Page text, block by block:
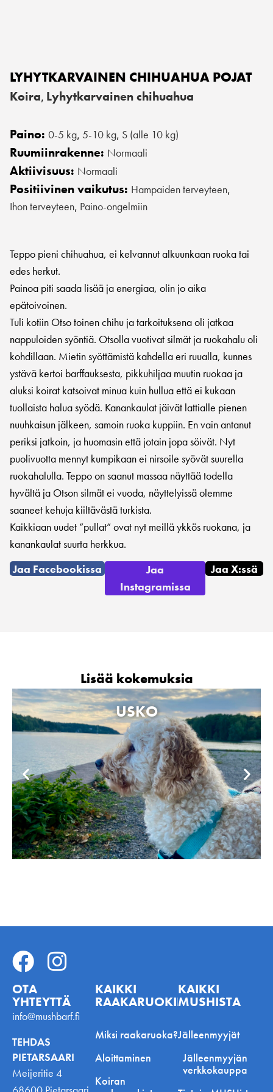
LYHYTKARVAINEN CHIHUAHUA POJAT
Koira, Lyhytkarvainen chihuahua
Paino: 0-5 kg, 5-10 kg, S (alle 10 kg)
Ruumiinrakenne: Normaali
Aktiivisuus: Normaali
Positiivinen vaikutus: Hampaiden terveyteen,
Ihon terveyteen, Paino-ongelmiin
Teppo pieni chihuahua, ei kelvannut alkuunkaan ruoka tai
edes herkut.
Painoa piti saada lisää ja energiaa, olin jo aika
epätoivoinen.
Tuli kotiin Otso toinen chihu ja tarkoituksena oli jatkaa
nappuloiden syöntiä. Otsolla vuotivat silmät ja ruokahalu oli
kohdillaan. Mietin syöttämistä kahdella eri ruualla, kunnes
ystävä kertoi barffauksesta, pikkuhiljaa muutin ruokaa ja
aluksi koirat katsoivat minua kuin hullua että ei kukaan
tuollaista halua syödä. Kanankaulat jäivät lattialle pienen
nuuhkaisun jälkeen, samoin ruoka kuppiin. En vain antanut
periksi jatkoin, ja huomasin että jotain jopa söivät. Nyt
puolivuotta mennyt kumpikaan ei nirsoile syövät suurella
ruokahalulla. Teppo on saanut massaa näyttää todella
hyvältä ja Otson silmät ei vuoda, näyttelyissä olemme
saaneet kehuja kiiltävästä turkista.
Kaikkiaan uudet ”pullat” ovat nyt meillä ykkös ruokana, ja
kanankaulat suurta herkkua.
Jaa Facebookissa
Jaa
Instagramissa
Jaa X:ssä
Lisää kokemuksia
USKO
OTA
YHTEYTTÄ
info@mushbarf.fi
TEHDAS
PIETARSAARI
Meijeritie 4
KAIKKI
RAAKARUOKINNASTA
Miksi raakaruoka?
Aloittaminen
Koiran
KAIKKI
MUSHISTA
Jälleenmyyjät
Jälleenmyyjän
verkkokauppa